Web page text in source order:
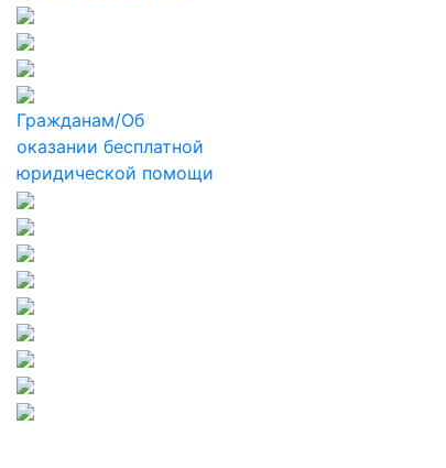
Гражданам/Об
оказании бесплатной
юридической помощи